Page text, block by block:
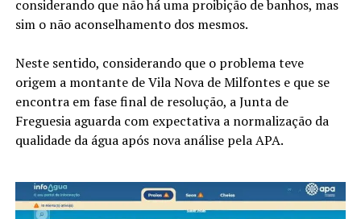
considerando que não há uma proibição de banhos, mas
sim o não aconselhamento dos mesmos.
Neste sentido, considerando que o problema teve
origem a montante de Vila Nova de Milfontes e que se
encontra em fase final de resolução, a Junta de
Freguesia aguarda com expectativa a normalização da
qualidade da água após nova análise pela APA.